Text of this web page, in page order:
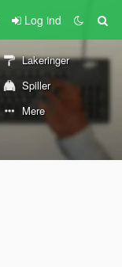
Log ind
Lakeringer
Spiller
Mere